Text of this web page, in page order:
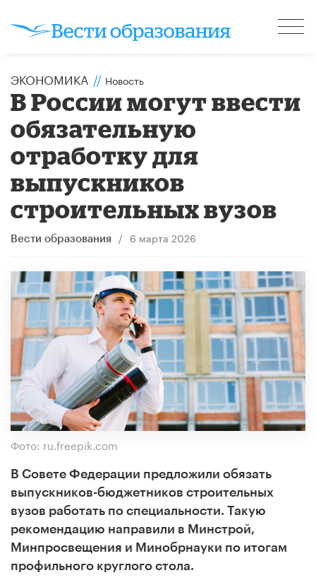
ЭКОНОМИКА // Новость
В России могут ввести
обязательную
отработку для
выпускников
строительных вузов
Вести образования / 6 марта 2026
Фото: ru.freepik.com
В Совете Федерации предложили обязать
выпускников-бюджетников строительных
вузов работать по специальности. Такую
рекомендацию направили в Минстрой,
Минпросвещения и Минобрнауки по итогам
профильного круглого стола.